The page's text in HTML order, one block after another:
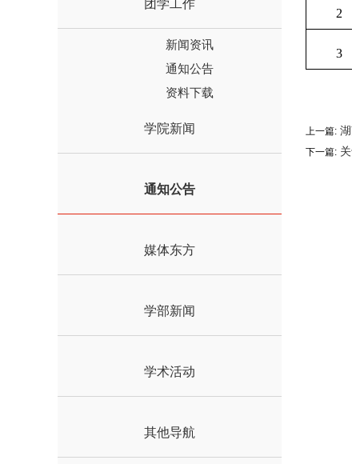
团学工作
新闻资讯
通知公告
资料下载
学院新闻
通知公告
媒体东方
学部新闻
学术活动
其他导航
2
3
上一篇:
下一篇: